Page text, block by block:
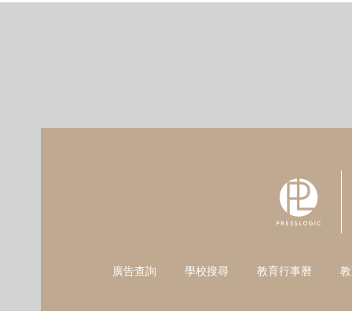
廣告查詢 學校搜尋 教育行事曆